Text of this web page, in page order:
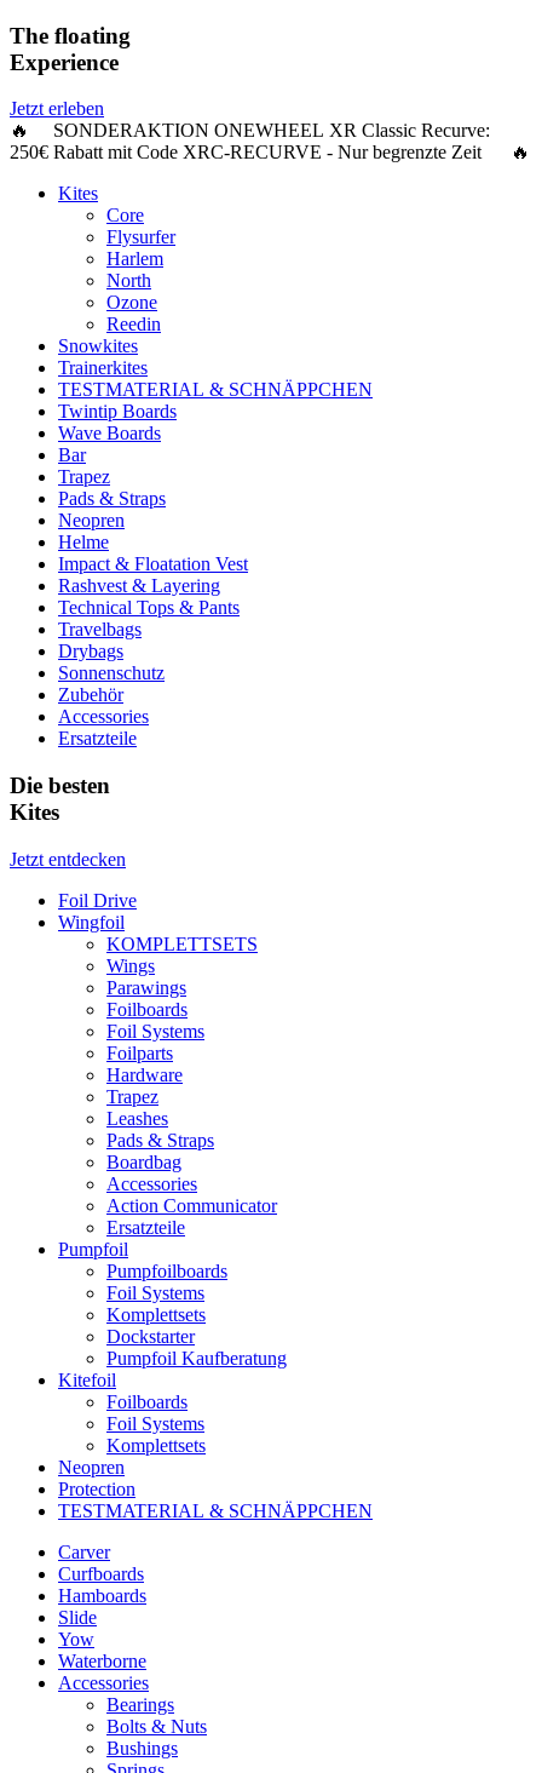
The floating
Experience
Jetzt erleben
🔥 SONDERAKTION ONEWHEEL XR Classic Recurve:
250€ Rabattmit Code XRC-RECURVE - Nur begrenzte Zeit 🔥
Kites
Core
Flysurfer
Harlem
North
Ozone
Reedin
Snowkites
Trainerkites
TESTMATERIAL & SCHNÄPPCHEN
Twintip Boards
Wave Boards
Bar
Trapez
Pads & Straps
Neopren
Helme
Impact & Floatation Vest
Rashvest & Layering
Technical Tops & Pants
Travelbags
Drybags
Sonnenschutz
Zubehör
Accessories
Ersatzteile
Die besten
Kites
Jetzt entdecken
Foil Drive
Wingfoil
KOMPLETTSETS
Wings
Parawings
Foilboards
Foil Systems
Foilparts
Hardware
Trapez
Leashes
Pads & Straps
Boardbag
Accessories
Action Communicator
Ersatzteile
Pumpfoil
Pumpfoilboards
Foil Systems
Komplettsets
Dockstarter
Pumpfoil Kaufberatung
Kitefoil
Foilboards
Foil Systems
Komplettsets
Neopren
Protection
TESTMATERIAL & SCHNÄPPCHEN
Carver
Curfboards
Hamboards
Slide
Yow
Waterborne
Accessories
Bearings
Bolts & Nuts
Bushings